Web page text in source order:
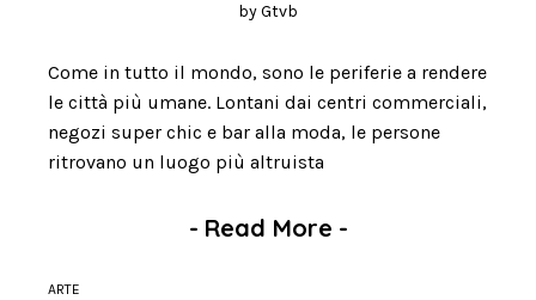
byGtvb
Come in tutto il mondo, sono le periferie a rendere
le città più umane. Lontani dai centri commerciali,
negozi super chic e bar alla moda, le persone
ritrovano un luogo più altruista
- Read More -
ARTE